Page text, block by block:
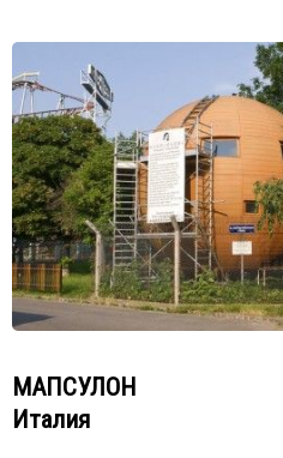
МАПСУЛОН
Италия